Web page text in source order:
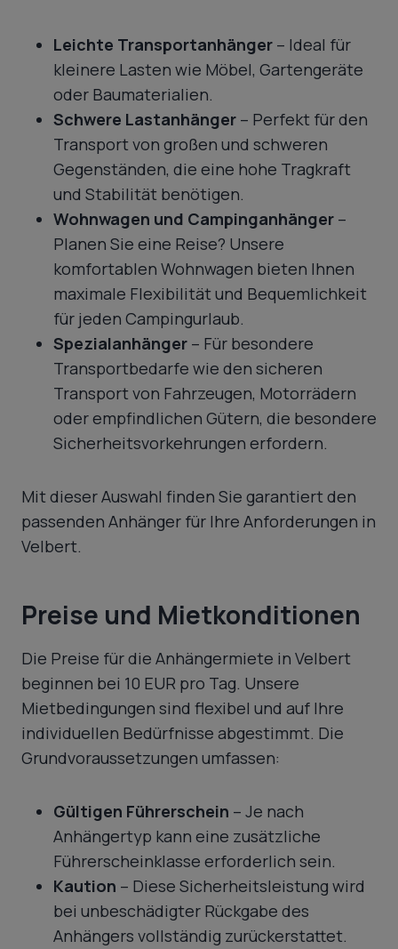
Leichte Transportanhänger – Ideal für
kleinere Lasten wie Möbel, Gartengeräte
oder Baumaterialien.
Schwere Lastanhänger – Perfekt für den
Transport von großen und schweren
Gegenständen, die eine hohe Tragkraft
und Stabilität benötigen.
Wohnwagen und Campinganhänger –
Planen Sie eine Reise? Unsere
komfortablen Wohnwagen bieten Ihnen
maximale Flexibilität und Bequemlichkeit
für jeden Campingurlaub.
Spezialanhänger – Für besondere
Transportbedarfe wie den sicheren
Transport von Fahrzeugen, Motorrädern
oder empfindlichen Gütern, die besondere
Sicherheitsvorkehrungen erfordern.
Mit dieser Auswahl finden Sie garantiert den
passenden Anhänger für Ihre Anforderungen in
Velbert.
Preise und Mietkonditionen
Die Preise für die Anhängermiete in Velbert
beginnen bei 10 EUR pro Tag. Unsere
Mietbedingungen sind flexibel und auf Ihre
individuellen Bedürfnisse abgestimmt. Die
Grundvoraussetzungen umfassen:
Gültigen Führerschein – Je nach
Anhängertyp kann eine zusätzliche
Führerscheinklasse erforderlich sein.
Kaution – Diese Sicherheitsleistung wird
bei unbeschädigter Rückgabe des
Anhängers vollständig zurückerstattet.